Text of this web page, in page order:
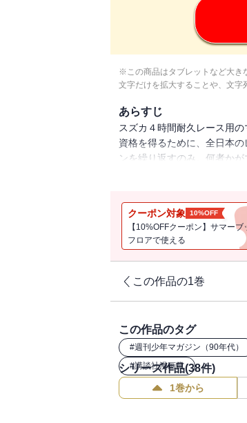
※この商品はタブレットなど大き
文字だけを拡大することや、文字
あらすじ
スズカ４時間耐久レース用
資格を得るために、全日本
ンを繰り返すのみ。何者か
ネになり、結束を固める結
クーポン対象 10%OFF
【10%OFFクーポン】サマー
フロアで使える
この作品の1巻
この作品のタグ
#週刊少年マガジン（90年代）
#講談社漫画賞
シリーズ作品(38件)
1巻から